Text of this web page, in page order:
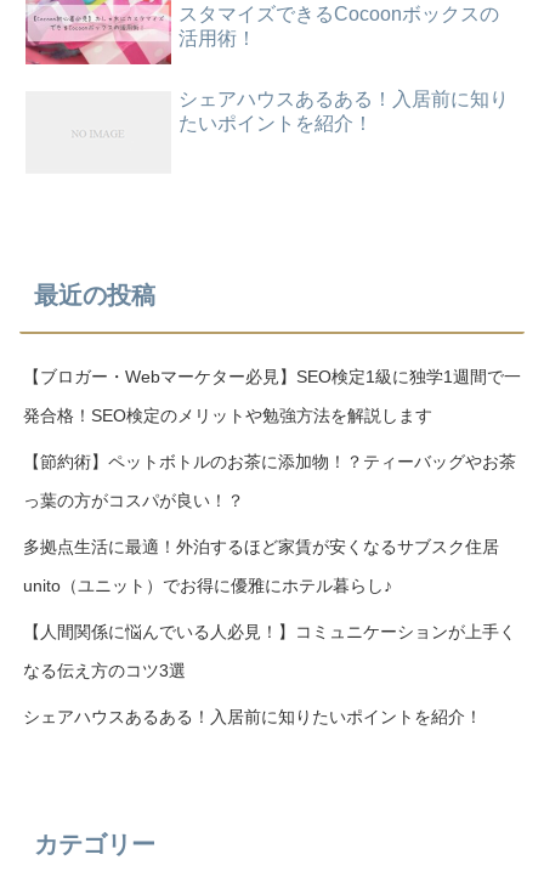
スタマイズできるCocoonボックスの
活用術！
シェアハウスあるある！入居前に知り
たいポイントを紹介！
最近の投稿
【ブロガー・Webマーケター必見】SEO検定1級に独学1週間で一
発合格！SEO検定のメリットや勉強方法を解説します
【節約術】ペットボトルのお茶に添加物！？ティーバッグやお茶
っ葉の方がコスパが良い！？
多拠点生活に最適！外泊するほど家賃が安くなるサブスク住居
unito（ユニット）でお得に優雅にホテル暮らし♪
【人間関係に悩んでいる人必見！】コミュニケーションが上手く
なる伝え方のコツ3選
シェアハウスあるある！入居前に知りたいポイントを紹介！
カテゴリー